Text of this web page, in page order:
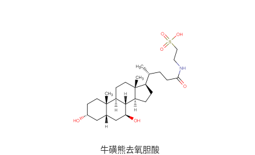
牛磺熊去氧胆酸